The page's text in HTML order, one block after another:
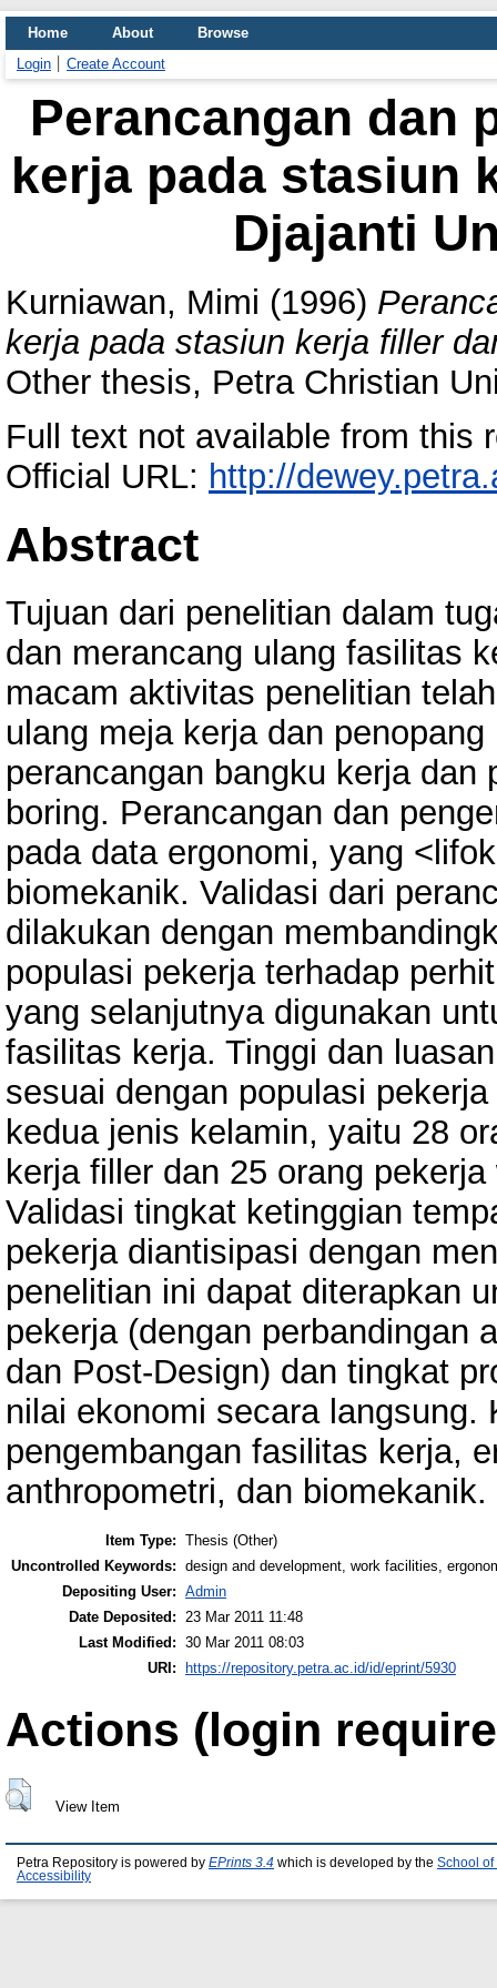
Home About
Browse
Login
Create Account
Perancangan dan
kerja pada stasiun
Djajanti
Kurniawan, Mimi (1996)
kerja pada stasiun kerja filler
Other thesis, Petra Christian
Full text not available from this
Official URL: http://
Abstract
Tujuan dari penelitian dalam
dan merancang ulang fasilitas
macam aktivitas penelitian
ulang meja kerja dan
perancangan bangku kerja
boring. Perancangan dan
pada data ergonomi, yang
biomekanik. Validasi dari
dilakukan dengan
populasi pekerja terhadap
yang selanjutnya digunakan
fasilitas kerja. Tinggi dan
sesuai dengan populasi
kedua jenis kelamin, yaitu 28
kerja filler dan 25 orang
Validasi tingkat ketinggian
pekerja diantisipasi dengan
penelitian ini dapat diterapkan
pekerja (dengan perbandingan
dan Post-Design) dan tingkat
nilai ekonomi secara
pengembangan fasilitas kerja,
anthropometri, dan biomekanik.
Item Type: Thesis (Other)
Uncontrolled Keywords: design and development, work facilities,
Depositing User: Admin
Date Deposited:
23 Mar 2011 11:48
Last Modified: 30 Mar 2011 08:03
URI: https://repository.petra.ac.id/id/eprint/5930
Actions (login
View Item
Petra Repository is powered by EPrints 3.4 which is developed by the School of
Accessibility